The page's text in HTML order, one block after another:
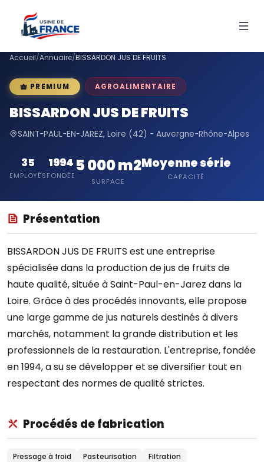
Accueil/Annuaire/BISSARDON JUS DE FRUITS
PREMIUM AGROALIMENTAIRE
BISSARDON JUS DE FRUITS
SAINT-PAUL-EN-JAREZ, Loire (42) - Auvergne-Rhône-Alpes
35
EMPLOYÉS
1994
FONDÉE
5 000 m2
SURFACE
Moyenne série
CAPACITÉ
Présentation
BISSARDON JUS DE FRUITS est une entreprise
spécialisée dans la production de jus de fruits de
haute qualité, située à Saint-Paul-en-Jarez dans la
Loire. Grâce à des procédés innovants, elle propose
une large gamme de jus naturels destinés à divers
marchés, notamment la grande distribution et les
professionnels de la restauration. L'entreprise, fondée
en 1994, a su se développer et se diversifier tout en
respectant des normes de qualité strictes.
Procédés de fabrication
Pressage à froid Pasteurisation
Filtration